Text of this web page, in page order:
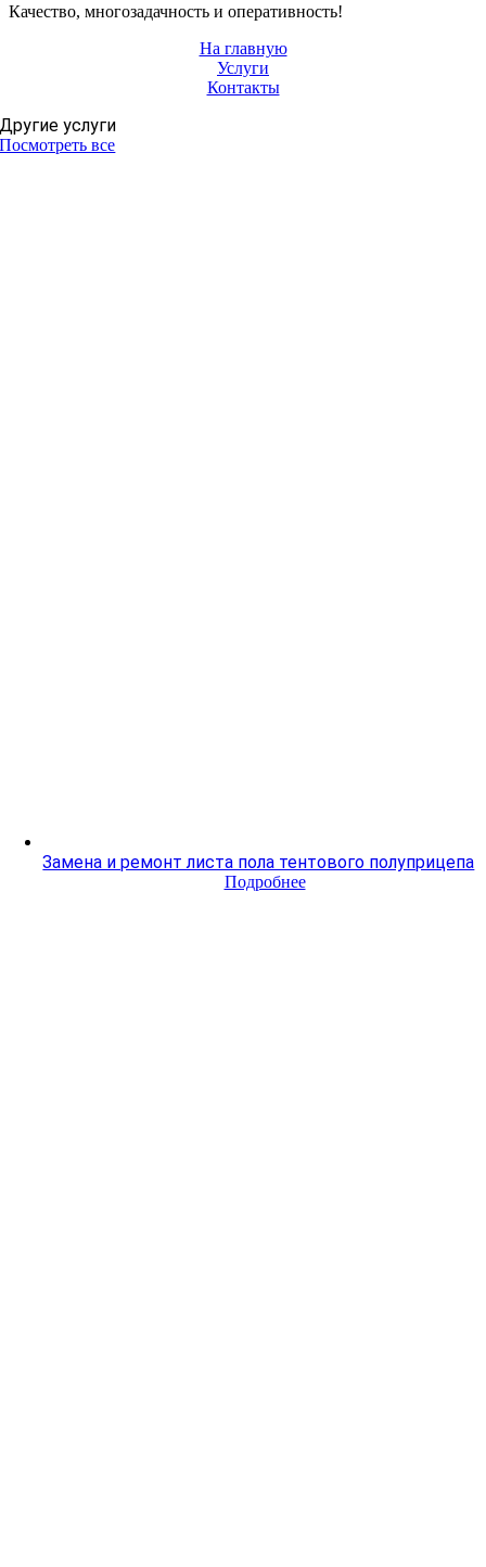
Качество, многозадачность и оперативность!
На главную
Услуги
Контакты
Другие услуги
Посмотреть все
Замена и ремонт листа пола тентового полуприцепа
Подробнее